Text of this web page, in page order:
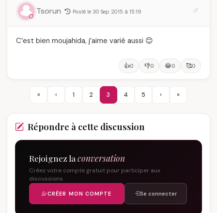
Tsorun Posté le 30 Sep 2015 à 15:19
C’est bien moujahida, j’aime varié aussi 😊
👍0 👎0 😂0 🥰0
« ‹ 1 2 3 4 5 › »
Répondre à cette discussion
Rejoignez la conversation
Créez votre compte gratuit pour participer aux
discussions.
CRÉER MON COMPTE Se connecter